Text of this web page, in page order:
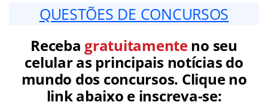
QUESTÕES DE CONCURSOS
Receba gratuitamenteno seu
celular as principais notícias do
mundo dos concursos. Clique no
link abaixo e inscreva-se: